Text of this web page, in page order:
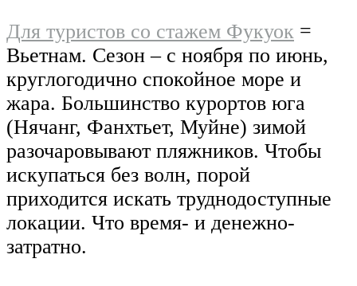
Для туристов со стажем Фукуок =
Вьетнам. Сезон – с ноября по июнь,
круглогодично спокойное море и
жара. Большинство курортов юга
(Нячанг, Фанхтьет, Муйне) зимой
разочаровывают пляжников. Чтобы
искупаться без волн, порой
приходится искать труднодоступные
локации. Что время- и денежно-
затратно.